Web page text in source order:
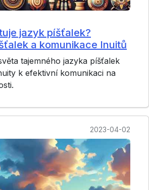
jazyk píšťalek?
a komunikace Inuitů
tajemného jazyka píšťalek
k efektivní komunikaci na
2023-04-02